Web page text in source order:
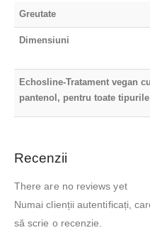
Greutate
Dimensiuni
Echosline-Tratament vegan
pantenol, pentru toate
Recenzii
There are no reviews yet
Numai clienții autentificați,
să scrie o recenzie.